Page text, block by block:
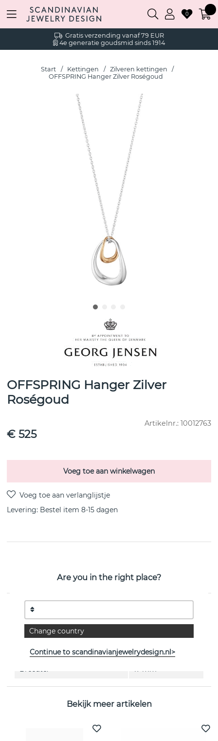
Gratis verzending vanaf 79 EUR
4e generatie goudsmid sinds 1914
0
Start Kettingen
Zilveren kettingen
OFFSPRING Hanger Zilver Roségoud
OFFSPRING Hanger Zilver
Roségoud
Artikelnr.: 10012763
€ 525
Voeg toe aan winkelwagen
Levering: Bestel item 8-15 dagen
OFFSPRING sterling zilveren hanger van het Deense
Georg Jensen 45 cm
EIGENSCHAPPEN
Collectie:
Lengte: 45 cm
Breedte: 17 mm
Bekijk meer artikelen
Are you in the right place?
Change country
Continue to scandinavianjewelrydesign.nl>